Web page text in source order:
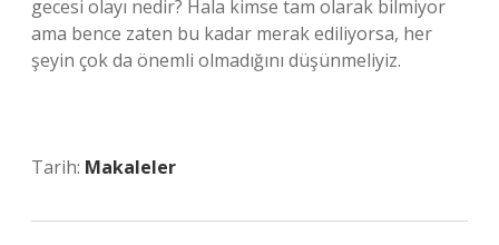
gecesi olayı nedir? Hala kimse tam olarak bilmiyor
ama bence zaten bu kadar merak ediliyorsa, her
şeyin çok da önemli olmadığını düşünmeliyiz.
Tarih: Makaleler